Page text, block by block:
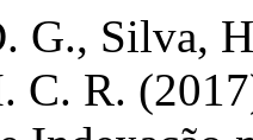
G., Silva,
C. R.